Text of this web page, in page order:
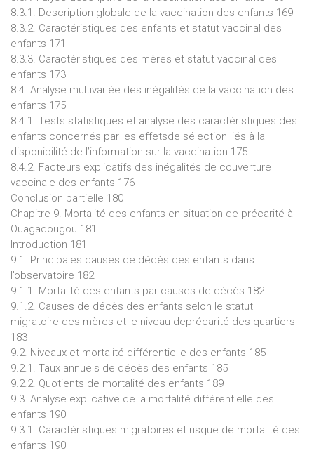
8.3.1. Description globale de la vaccination des enfants 169
8.3.2. Caractéristiques des enfants et statut vaccinal des
enfants 171
8.3.3. Caractéristiques des mères et statut vaccinal des
enfants 173
8.4. Analyse multivariée des inégalités de la vaccination des
enfants 175
8.4.1. Tests statistiques et analyse des caractéristiques des
enfants concernés par les effetsde sélection liés à la
disponibilité de l’information sur la vaccination 175
8.4.2. Facteurs explicatifs des inégalités de couverture
vaccinale des enfants 176
Conclusion partielle 180
Chapitre 9. Mortalité des enfants en situation de précarité à
Ouagadougou 181
Introduction 181
9.1. Principales causes de décès des enfants dans
l’observatoire 182
9.1.1. Mortalité des enfants par causes de décès 182
9.1.2. Causes de décès des enfants selon le statut
migratoire des mères et le niveau deprécarité des quartiers
183
9.2. Niveaux et mortalité différentielle des enfants 185
9.2.1. Taux annuels de décès des enfants 185
9.2.2. Quotients de mortalité des enfants 189
9.3. Analyse explicative de la mortalité différentielle des
enfants 190
9.3.1. Caractéristiques migratoires et risque de mortalité des
enfants 190